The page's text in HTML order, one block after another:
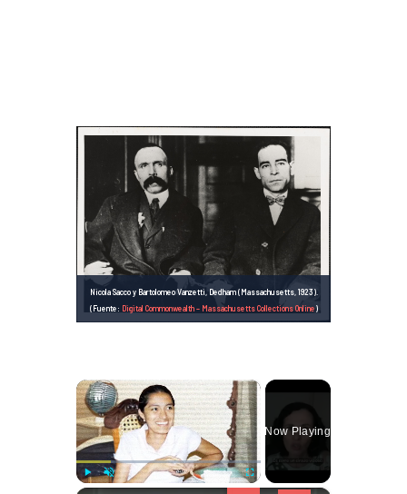
Nicola Sacco y Bartolomeo Vanzetti, Dedham (Massachusetts, 1923).
(Fuente: Digital Commonwealth – Massachusetts Collections Online )
×
Now Playing